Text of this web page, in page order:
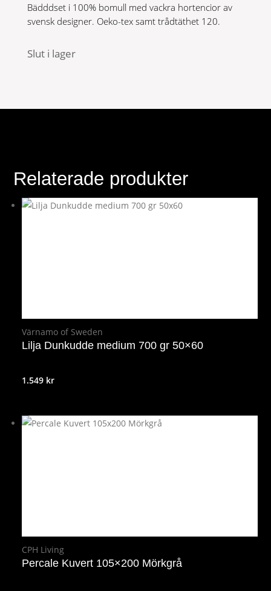
599 kr.
239,60 kr.
Bädddset i 100% bomull med vackra hortencior av
svensk designer. Oeko-tex samt trådtäthet 120.
Slut i lager
Relaterade produkter
Värnamo of Sweden
Lilja Dunkudde medium 700 gr 50×60
1.549 kr
CPH Living
Percale Kuvert 105×200 Mörkgrå